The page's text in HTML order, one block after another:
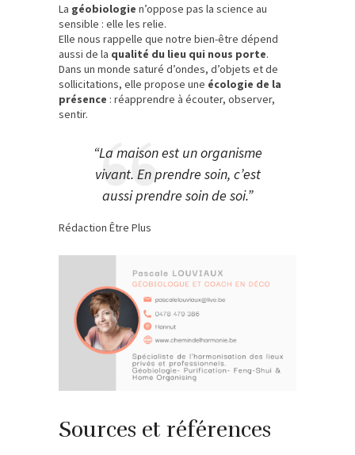
La géobiologie n’oppose pas la science au
sensible : elle les relie.
Elle nous rappelle que notre bien-être dépend
aussi de la qualité du lieu qui nous porte.
Dans un monde saturé d’ondes, d’objets et de
sollicitations, elle propose une écologie de la
présence : réapprendre à écouter, observer,
sentir.
“La maison est un organisme
vivant. En prendre soin, c’est
aussi prendre soin de soi.”
Rédaction Être Plus
Sources et références